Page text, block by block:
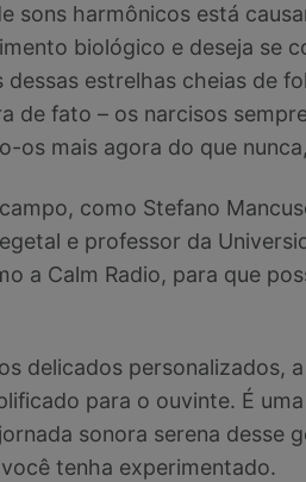
sons harmônicos está
biológico e deseja se
dessas estrelhas cheias de
de fato – os narcisos
os mais agora do que
como Stefano
e professor da
a Calm Radio, para que
delicados personalizados,
para o ouvinte. É
sonora serena desse
tenha experimentado.